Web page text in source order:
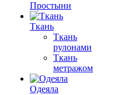
Простыни
Ткань
Ткань
рулонами
Ткань
метражом
Одеяла